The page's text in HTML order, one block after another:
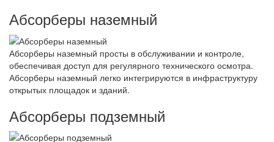
Абсорберы наземный
Абсорберы наземный просты в обслуживании и контроле,
обеспечивая доступ для регулярного технического осмотра.
Абсорберы наземный легко интегрируются в инфраструктуру
открытых площадок и зданий.
Абсорберы подземный